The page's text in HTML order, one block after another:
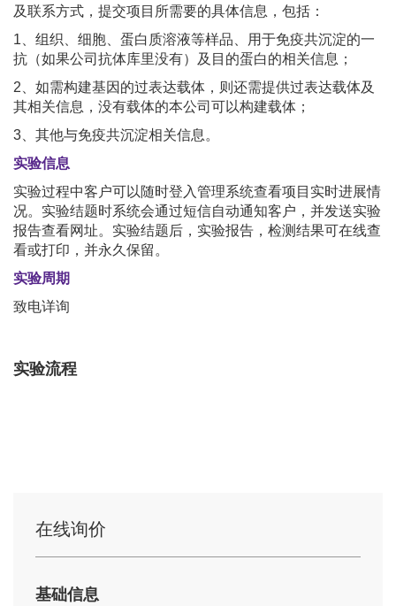
及联系方式，提交项目所需要的具体信息，包括：
1、组织、细胞、蛋白质溶液等样品、用于免疫共沉淀的一
抗（如果公司抗体库里没有）及目的蛋白的相关信息；
2、如需构建基因的过表达载体，则还需提供过表达载体及
其相关信息，没有载体的本公司可以构建载体；
3、其他与免疫共沉淀相关信息。
实验信息
实验过程中客户可以随时登入管理系统查看项目实时进展情
况。实验结题时系统会通过短信自动通知客户，并发送实验
报告查看网址。实验结题后，实验报告，检测结果可在线查
看或打印，并永久保留。
实验周期
致电详询
实验流程
在线询价
基础信息